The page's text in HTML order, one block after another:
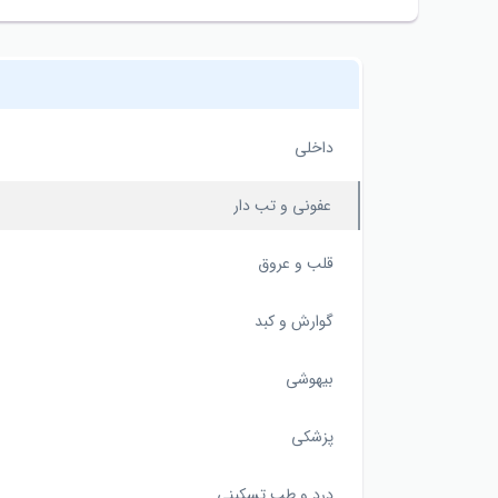
داخلی
عفونی و تب دار
قلب و عروق
گوارش و کبد
بیهوشی
پزشکی